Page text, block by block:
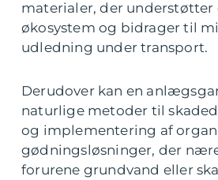
materialer, der understøtter
økosystem og bidrager til
udledning under transport.
Derudover kan en
naturlige metoder til
og implementering af
gødningsløsninger, der
forurene grundvand eller